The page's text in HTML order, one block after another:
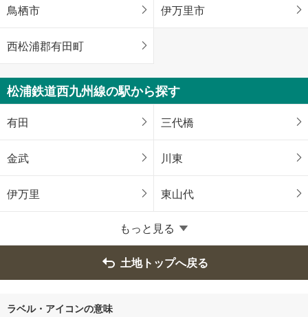
鳥栖市 伊万里市
西松浦郡有田町
松浦鉄道西九州線の駅から探す
有田 三代橋
金武 川東
伊万里 東山代
もっと見る
土地トップへ戻る
ラベル・アイコンの意味